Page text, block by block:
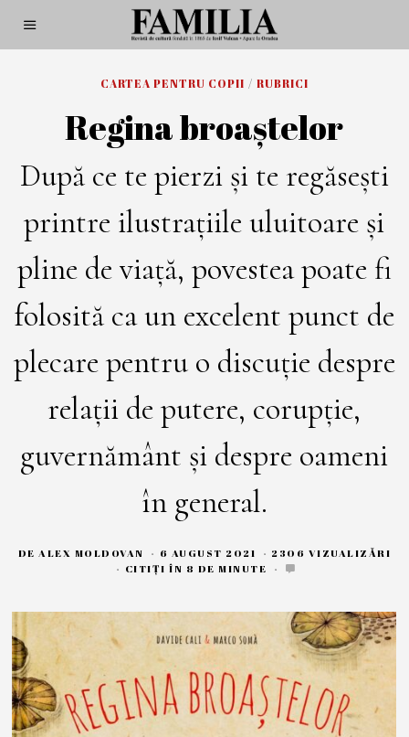
CARTEA PENTRU COPII / RUBRICI
Regina broaştelor
După ce te pierzi și te regăsești
printre ilustrațiile uluitoare și
pline de viață, povestea poate fi
folosită ca un excelent punct de
plecare pentru o discuție despre
relații de putere, corupție,
guvernământ și despre oameni
în general.
DE ALEX MOLDOVAN 6 AUGUST 2021 6
A
T
2
2
1
2306 VIZUALIZĂRI
CITIȚI ÎN 8 DE MINUTE